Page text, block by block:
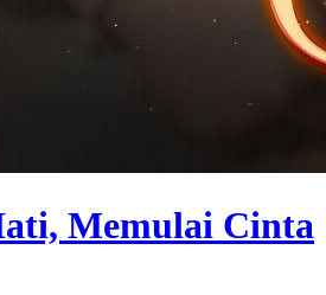
Memulai Cinta